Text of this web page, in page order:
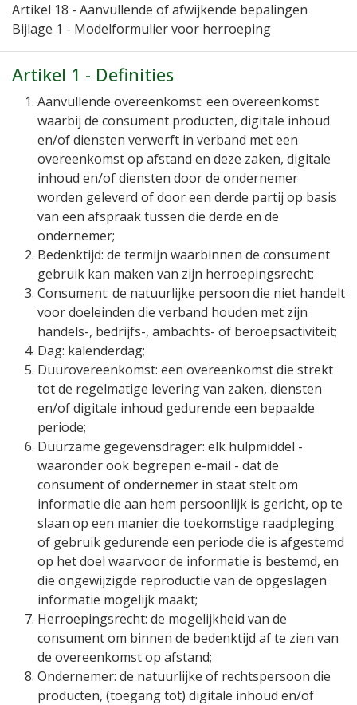
Artikel 18 - Aanvullende of afwijkende bepalingen
Bijlage 1 - Modelformulier voor herroeping
Artikel 1 - Definities
Aanvullende overeenkomst: een overeenkomst
waarbij de consument producten, digitale inhoud
en/of diensten verwerft in verband met een
overeenkomst op afstand en deze zaken, digitale
inhoud en/of diensten door de ondernemer
worden geleverd of door een derde partij op basis
van een afspraak tussen die derde en de
ondernemer;
Bedenktijd: de termijn waarbinnen de consument
gebruik kan maken van zijn herroepingsrecht;
Consument: de natuurlijke persoon die niet handelt
voor doeleinden die verband houden met zijn
handels-, bedrijfs-, ambachts- of beroepsactiviteit;
Dag: kalenderdag;
Duurovereenkomst: een overeenkomst die strekt
tot de regelmatige levering van zaken, diensten
en/of digitale inhoud gedurende een bepaalde
periode;
Duurzame gegevensdrager: elk hulpmiddel -
waaronder ook begrepen e-mail - dat de
consument of ondernemer in staat stelt om
informatie die aan hem persoonlijk is gericht, op te
slaan op een manier die toekomstige raadpleging
of gebruik gedurende een periode die is afgestemd
op het doel waarvoor de informatie is bestemd, en
die ongewijzigde reproductie van de opgeslagen
informatie mogelijk maakt;
Herroepingsrecht: de mogelijkheid van de
consument om binnen de bedenktijd af te zien van
de overeenkomst op afstand;
Ondernemer: de natuurlijke of rechtspersoon die
producten, (toegang tot) digitale inhoud en/of